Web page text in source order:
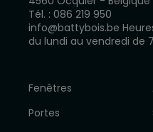
Tél. : 086 219 950
info@battybois.be
du lundi au vendredi de
Fenêtres
Portes